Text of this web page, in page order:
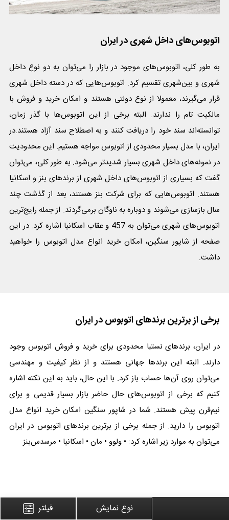
فیلتر نوع نمایش
اتوبوس‌های داخل شهری در ایران
به طور کلی، اتوبوس‌های موجود در بازار را می‌توان به دو نوع داخل
شهری و بین‌شهری تقسیم کرد. اتوبوس‌هایی که در دسته داخل شهری
قرار می‌گیرند، معمولا از نوع دولتی هستند و امکان خرید و فروش با
مالکیت تام را ندارند. البته برخی از این اتوبوس‌ها با گذر زمان،
توانسته‌اند سند خود را دریافت کنند و به اصطلاح سند آزاد هستند.در
ایران، با مدل بسیار محدودی از اتوبوس مواجه هستیم. این محدودیت
در نمونه‌های داخل شهری بسیار شدیدتر می‌شود. به طور کلی، می‌توان
گفت که بسیاری از اتوبوس‌های داخل شهری از برندهای بنز و اسکانیا
هستند. اتوبوس‌هایی که برای شرکت بنز هستند، بعد از گذشت چند
سال بازسازی می‌شوند و دوباره به ناوگان برمی‌گردند. از جمله رایج‌ترین
اتوبوس‌های شهری می‌توان به 457 و عقاب اسکانیا اشاره کرد. در این
صفحه از شاپور سنگین، امکان خرید انواع مدل اتوبوس را خواهید
داشت.
برخی از برترین برندهای ا‌تو‌بو‌س در ایران
در ایران، برندهای نستبا محدودی برای خرید و فروش ا‌تو‌بو‌س وجود
دارند. البته این برندها جهانی هستند و از نظر کیفیت و مهندسی
می‌توان روی آن‌ها حساب باز کرد. با این حال، باید به این نکته اشاره
کنیم که برخی از ا‌تو‌بو‌س‌های حال حاضر بازار بسیار قدیمی و برای
نیم‌قرن پیش هستند. شما در شاپور سنگین امکان خرید انواع مدل
اتوبوس را دارید. از جمله برخی از برترین برندهای ا‌تو‌بو‌س در ایران
می‌توان به موارد زیر اشاره کرد: • ولوو • مان • اسکانیا • مرسدس‌بنز
آیا امکان خرید و فروش ا‌تو‌بو‌س صفر در ایران وجود دارد؟